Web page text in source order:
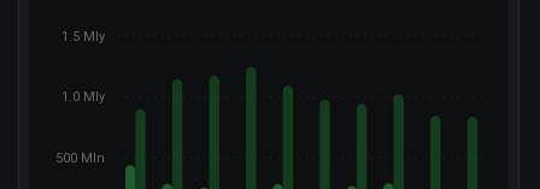
1.5 Mly
1.0 Mly
500 Mln